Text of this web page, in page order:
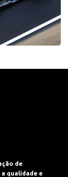
de
qualidade e